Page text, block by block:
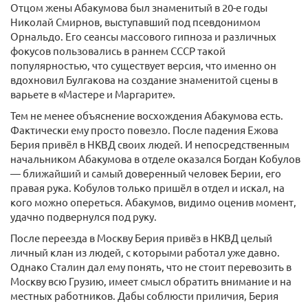
Отцом жены Абакумова был знаменитый в 20-е годы
Николай Смирнов, выступавший под псевдонимом
Орнальдо. Его сеансы массового гипноза и различных
фокусов пользовались в раннем СССР такой
популярностью, что существует версия, что именно он
вдохновил Булгакова на создание знаменитой сцены в
варьете в «Мастере и Маргарите».
Тем не менее объяснение восхождения Абакумова есть.
Фактически ему просто повезло. После падения Ежова
Берия привёл в НКВД своих людей. И непосредственным
начальником Абакумова в отделе оказался Богдан Кобулов
— ближайший и самый доверенный человек Берии, его
правая рука. Кобулов только пришёл в отдел и искал, на
кого можно опереться. Абакумов, видимо оценив момент,
удачно подвернулся под руку.
После переезда в Москву Берия привёз в НКВД целый
личный клан из людей, с которыми работал уже давно.
Однако Сталин дал ему понять, что не стоит перевозить в
Москву всю Грузию, имеет смысл обратить внимание и на
местных работников. Дабы соблюсти приличия, Берия